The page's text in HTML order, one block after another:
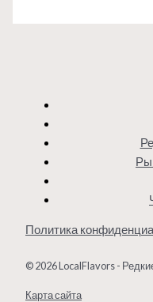
Политика
© 2026 LocalFlavors -
Карта сайта